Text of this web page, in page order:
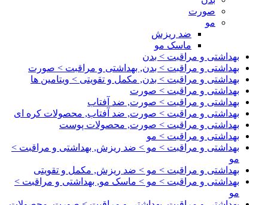
صورت
مو
ضد ریزش
ماسک مو
بهداشتی و مراقبت > بدن
بهداشتی و مراقبت > بدن, بهداشتی و مراقبت > صورت
بهداشتی و مراقبت > بدن, مکمل و تقویتی > ویتامین ها
بهداشتی و مراقبت > صورت
بهداشتی و مراقبت > صورت, ضد آفتاب
بهداشتی و مراقبت > صورت, ضد آفتاب, محصولات کره ای
بهداشتی و مراقبت > صورت, محصولات پوست
بهداشتی و مراقبت > مو
بهداشتی و مراقبت > مو > ضد ریزش, بهداشتی و مراقبت >
مو
بهداشتی و مراقبت > مو > ضد ریزش, مکمل و تقویتی
بهداشتی و مراقبت > مو > ماسک مو, بهداشتی و مراقبت >
مو